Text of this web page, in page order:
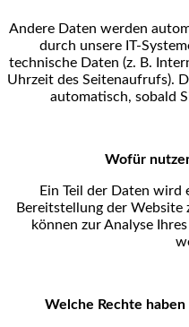
Andere Daten werden
durch unsere IT-
technische Daten (z. B.
Uhrzeit des Seitenaufrufs).
automatisch, sobald
Wofür
Ein Teil der Daten wird
Bereitstellung der Website
können zur Analyse
Welche Rechte